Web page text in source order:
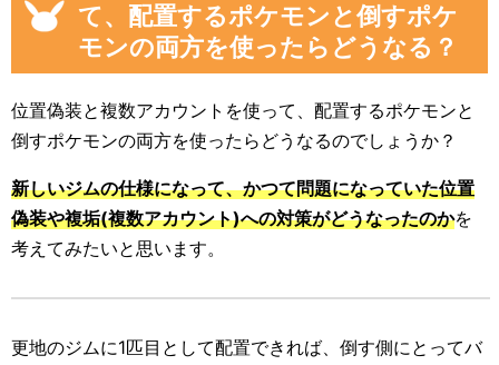
て、配置するポケモンと倒すポケ
モンの両方を使ったらどうなる？
位置偽装と複数アカウントを使って、配置するポケモンと
倒すポケモンの両方を使ったらどうなるのでしょうか？
新しいジムの仕様になって、かつて問題になっていた位置
偽装や複垢(複数アカウント)への対策がどうなったのかを
考えてみたいと思います。
更地のジムに1匹目として配置できれば、倒す側にとってバ